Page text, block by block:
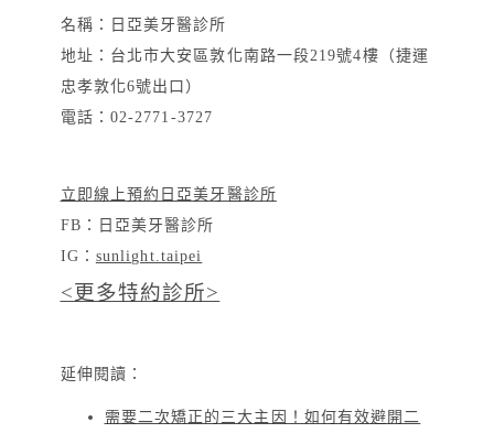
名稱：日亞美牙醫診所
地址：台北市大安區敦化南路一段219號4樓（捷運
忠孝敦化6號出口）
電話：02-2771-3727
立即線上預約日亞美牙醫診所
FB：日亞美牙醫診所
IG： sunlight.taipei
<更多特約診所>
延伸閱讀：
需要二次矯正的三大主因！如何有效避開二